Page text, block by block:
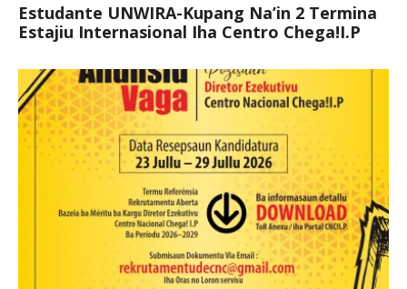
Estudante UNWIRA-Kupang Na’in 2 Termina
Estajiu Internasional Iha Centro Chega!I.P